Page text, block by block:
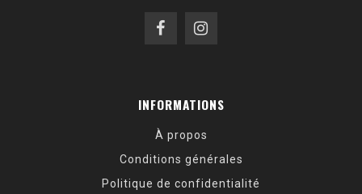
INFORMATIONS
À propos
Conditions générales
Politique de confidentialité